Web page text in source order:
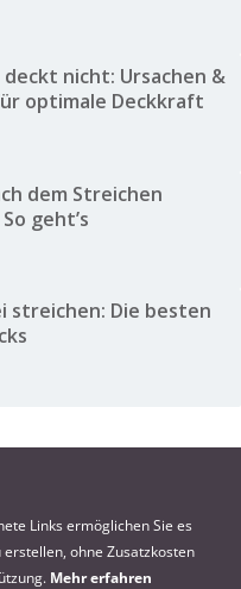
nicht: Ursachen &
optimale Deckkraft
dem Streichen
geht’s
streichen: Die besten
Links ermöglichen Sie es
ohne Zusatzkosten
Mehr erfahren